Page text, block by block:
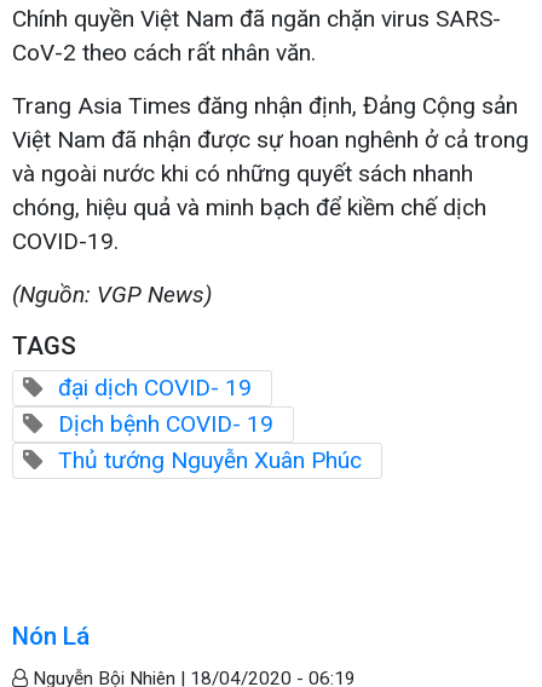
Chính quyền Việt Nam đã ngăn chặn virus SARS-
CoV-2 theo cách rất nhân văn.
Trang Asia Times đăng nhận định, Đảng Cộng sản
Việt Nam đã nhận được sự hoan nghênh ở cả trong
và ngoài nước khi có những quyết sách nhanh
chóng, hiệu quả và minh bạch để kiềm chế dịch
COVID-19.
(Nguồn: VGP News)
TAGS
đại dịch COVID- 19
Dịch bệnh COVID- 19
Thủ tướng Nguyễn Xuân Phúc
Nón Lá
Nguyễn Bội Nhiên | 18/04/2020 - 06:19